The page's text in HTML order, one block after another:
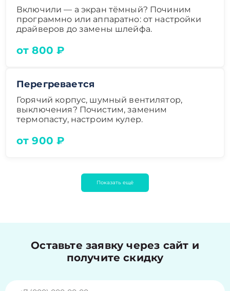
Включили — а экран тёмный? Починим
программно или аппаратно: от настройки
драйверов до замены шлейфа.
от 800 ₽
Перегревается
Горячий корпус, шумный вентилятор,
выключения? Почистим, заменим
термопасту, настроим кулер.
от 900 ₽
Показать ещё
Оставьте заявку через сайт и
получите скидку